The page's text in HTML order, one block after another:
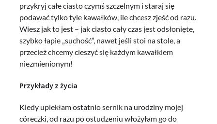
przykryj całe ciasto czymś szczelnym i staraj się
podawać tylko tyle kawałków, ile chcesz zjeść od razu.
Wiesz jak to jest – jak ciasto cały czas jest odsłonięte,
szybko łapie „suchość”, nawet jeśli stoi na stole, a
przecież chcemy cieszyć się każdym kawałkiem
niezmienionym!
Przykłady z życia
Kiedy upiekłam ostatnio sernik na urodziny mojej
córeczki, od razu po ostudzeniu włożyłam go do